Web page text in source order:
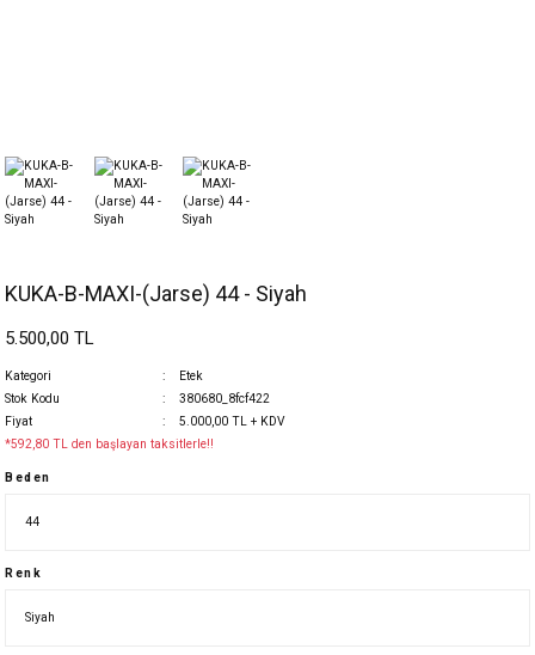
KUKA-B-MAXI-(Jarse) 44 - Siyah
5.500,00 TL
Kategori
Etek
Stok Kodu
380680_8fcf422
Fiyat
5.000,00 TL + KDV
*592,80 TL den başlayan taksitlerle!!
Beden
Renk